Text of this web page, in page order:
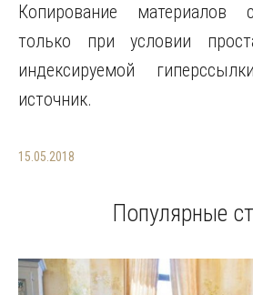
Копирование материалов
только при условии
индексируемой
источник.
15.05.2018
Популярные